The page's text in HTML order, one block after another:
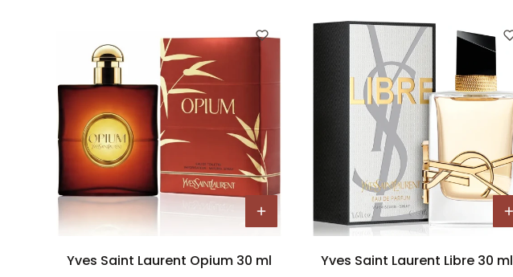
Yves Saint Laurent Opium 30 ml
Yves Saint Laurent Libre 30 ml